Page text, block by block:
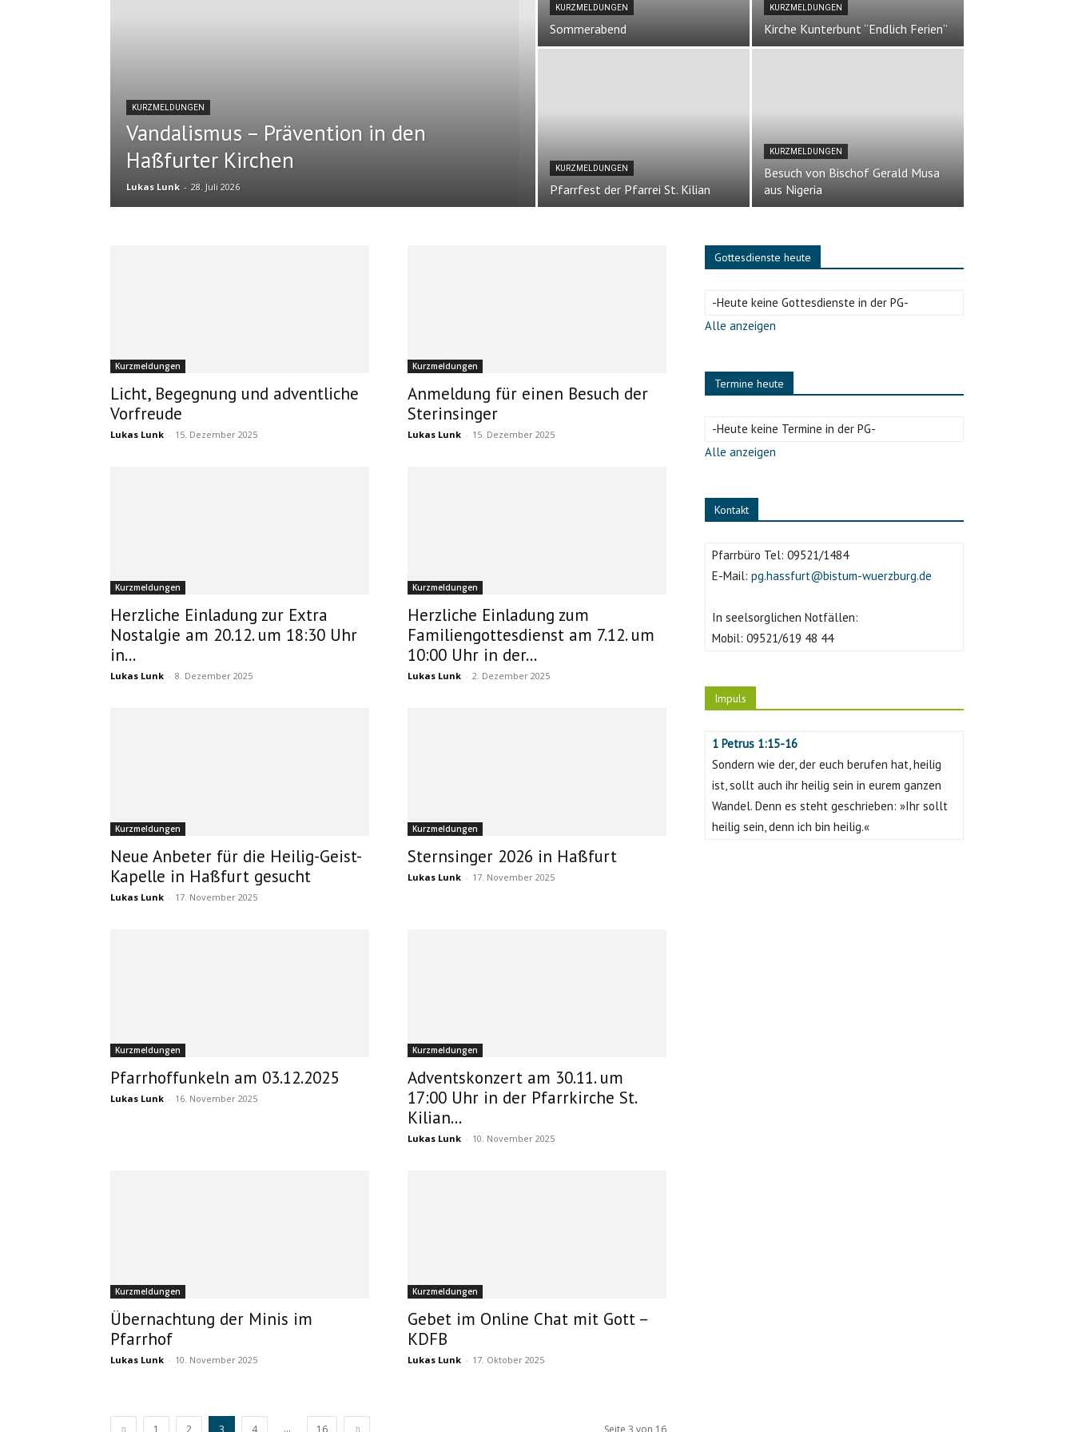
KURZMELDUNGEN
Vandalismus – Prävention in den
Haßfurter Kirchen
Lukas Lunk - 28. Juli 2026
KURZMELDUNGEN
Sommerabend
KURZMELDUNGEN
Kirche Kunterbunt “Endlich Ferien”
KURZMELDUNGEN
Pfarrfest der Pfarrei St. Kilian
KURZMELDUNGEN
Besuch von Bischof Gerald Musa
aus Nigeria
Kurzmeldungen
Licht, Begegnung und adventliche
Vorfreude
Lukas Lunk - 15. Dezember 2025
Kurzmeldungen
Anmeldung für einen Besuch der
Sterinsinger
Lukas Lunk - 15. Dezember 2025
Kurzmeldungen
Herzliche Einladung zur Extra
Nostalgie am 20.12. um 18:30 Uhr
in...
Lukas Lunk - 8. Dezember 2025
Kurzmeldungen
Herzliche Einladung zum
Familiengottesdienst am 7.12. um
10:00 Uhr in der...
Lukas Lunk - 2. Dezember 2025
Kurzmeldungen
Neue Anbeter für die Heilig-Geist-
Kapelle in Haßfurt gesucht
Lukas Lunk - 17. November 2025
Kurzmeldungen
Sternsinger 2026 in Haßfurt
Lukas Lunk - 17. November 2025
Kurzmeldungen
Pfarrhoffunkeln am 03.12.2025
Lukas Lunk - 16. November 2025
Kurzmeldungen
Adventskonzert am 30.11. um
17:00 Uhr in der Pfarrkirche St.
Kilian...
Lukas Lunk - 10. November 2025
Kurzmeldungen
Übernachtung der Minis im
Pfarrhof
Lukas Lunk - 10. November 2025
Kurzmeldungen
Gebet im Online Chat mit Gott –
KDFB
Lukas Lunk - 17. Oktober 2025
1 2 3 4 ... 16 Seite 3 von 16
Gottesdienste heute
-Heute keine Gottesdienste in der PG-
Alle anzeigen
Termine heute
-Heute keine Termine in der PG-
Alle anzeigen
Kontakt
Pfarrbüro Tel: 09521/1484
E-Mail: pg.hassfurt@bistum-wuerzburg.de
In seelsorglichen Notfällen:
Mobil: 09521/619 48 44
Impuls
1 Petrus 1:15-16
Sondern wie der, der euch berufen hat, heilig
ist, sollt auch ihr heilig sein in eurem ganzen
Wandel. Denn es steht geschrieben: »Ihr sollt
heilig sein, denn ich bin heilig.«